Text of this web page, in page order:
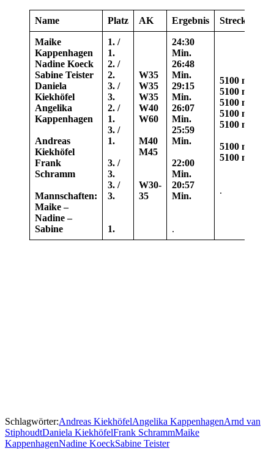
Name Platz AK Ergebnis Strecke/
Maike
Kappenhagen
Nadine Koeck
Sabine Teister
Daniela
Kiekhöfel
Angelika
Kappenhagen
Andreas
Kiekhöfel
Frank
Schramm
Mannschaften:
Maike –
Nadine –
Sabine
1. /
1.
2. /
2.
3. /
3.
2. /
1.
3. /
1.
3. /
3.
3. /
3.
1.
W35
W35
W35
W40
W60
M40
M45
W30-
35
24:30
Min.
26:48
Min.
29:15
Min.
26:07
Min.
25:59
Min.
22:00
Min.
20:57
Min.
.
5100 m
5100 m
5100 m
5100 m
5100 m
5100 m
5100 m
.
Schlagwörter:Andreas KiekhöfelAngelika KappenhagenArnd van
StiphoudtDaniela KiekhöfelFrank SchrammMaike
KappenhagenNadine KoeckSabine Teister